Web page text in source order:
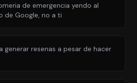
de emergencia yendo al
de Google, no a ti
generar resenas a pesar de hacer